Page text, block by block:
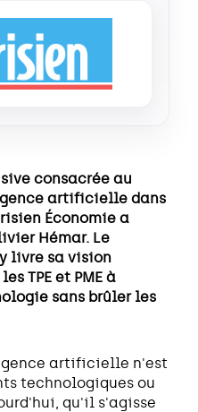
consacrée au
artificielle dans
Économie a
Hémar. Le
livre sa vision
TPE et PME à
sans brûler les
artificielle n'est
technologiques ou
qu'il s'agisse